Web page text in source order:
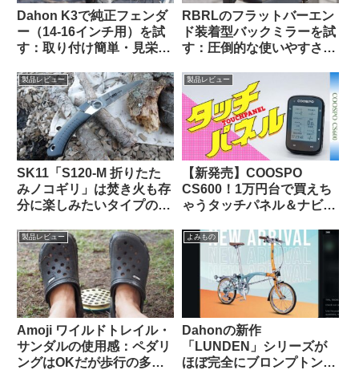
Dahon K3で純正フェンダ
ー（14-16インチ用）を試
す：取り付け簡単・見栄え
きる？
RBRLのフラットバーエン
ド装着型バックミラーを試
す：圧倒的な使いやすさと
い】
製品レビュー
SK11「S120-M 折りたた
みノコギリ」は焚き火も存
分に楽しみたいタイプの自
くと便利な時がある
製品レビュー
【新発売】COOSPO
CS600！1万円台で買えち
ゃうタッチパネル＆ナビ対
タの実力って、どんな感
製品レビュー
Amoji ワイルドトレイル・
サンダルの使用感：ペダリ
ングはOKだが歩行の多い
よみもの
Dahonの新作
「LUNDEN」シリーズが
ほぼ完全にブロンプトンな